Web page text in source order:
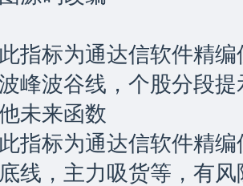
指标为通达信软件精
峰波谷线，个股分段
未来函数
指标为通达信软件精
线，主力吸货等，有